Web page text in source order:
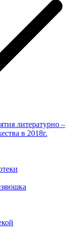
литературно –
в 2018г.